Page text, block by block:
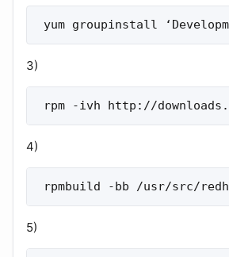
yum groupinstall
3)
rpm -ivh http://
4)
rpmbuild -bb /usr/src/
5)